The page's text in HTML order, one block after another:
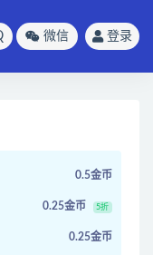
微信 登录
0.5金币
0.25金币 5折
0.25金币